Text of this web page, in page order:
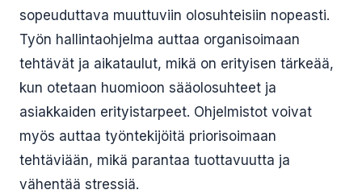
sopeuduttava muuttuviin olosuhteisiin nopeasti.
Työn hallintaohjelma auttaa organisoimaan
tehtävät ja aikataulut, mikä on erityisen tärkeää,
kun otetaan huomioon sääolosuhteet ja
asiakkaiden erityistarpeet. Ohjelmistot voivat
myös auttaa työntekijöitä priorisoimaan
tehtäviään, mikä parantaa tuottavuutta ja
vähentää stressiä.